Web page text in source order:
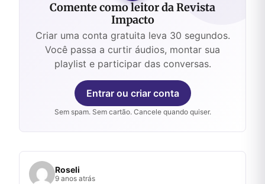
Comente como leitor da Revista
Impacto
Criar uma conta gratuita leva 30 segundos.
Você passa a curtir áudios, montar sua
playlist e participar das conversas.
Entrar ou criar conta
Sem spam. Sem cartão. Cancele quando quiser.
Roseli
9 anos atrás